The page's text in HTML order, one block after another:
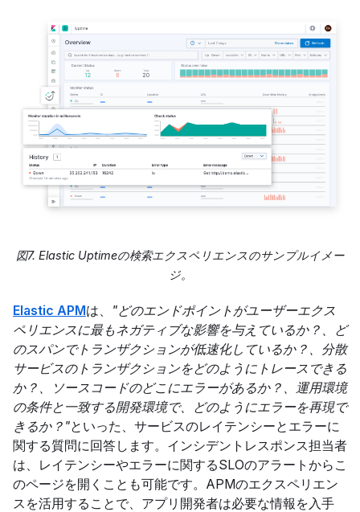
図7. Elastic Uptimeの検索エクスペリエンスのサンプルイメー
ジ。
Elastic APMは、 "どのエンドポイントがユーザーエクス
ペリエンスに最もネガティブな影響を与えているか？、ど
のスパンでトランザクションが低速化しているか？、分散
サービスのトランザクションをどのようにトレースできる
か？、ソースコードのどこにエラーがあるか？、運用環境
の条件と一致する開発環境で、どのようにエラーを再現で
きるか？"といった、サービスのレイテンシーとエラーに
関する質問に回答します。インシデントレスポンス担当者
は、レイテンシーやエラーに関するSLOのアラートからこ
のページを開くことも可能です。APMのエクスペリエン
スを活用することで、アプリ開発者は必要な情報を入手